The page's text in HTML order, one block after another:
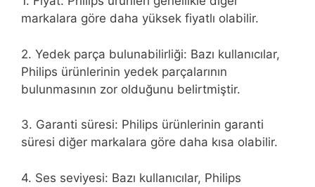
markalara göre daha yüksek fiyatlı olabilir.
2. Yedek parça bulunabilirliği: Bazı kullanıcılar,
Philips ürünlerinin yedek parçalarının
bulunmasının zor olduğunu belirtmiştir.
3. Garanti süresi: Philips ürünlerinin garanti
süresi diğer markalara göre daha kısa olabilir.
4. Ses seviyesi: Bazı kullanıcılar, Philips